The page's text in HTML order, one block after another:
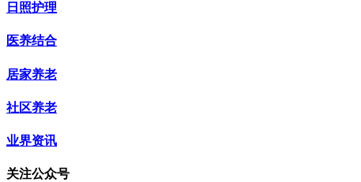
日照护理
医养结合
居家养老
社区养老
业界资讯
关注公众号